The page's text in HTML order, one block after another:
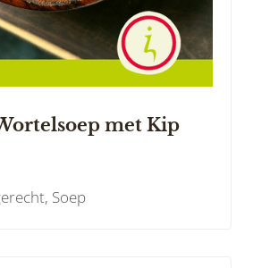
met Kip
Soep